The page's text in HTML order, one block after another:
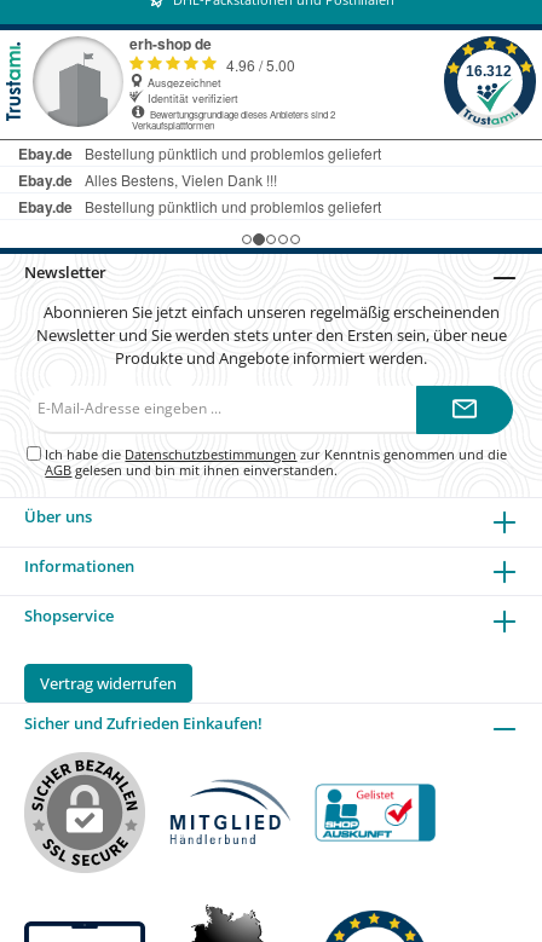
Newsletter
Abonnieren Sie jetzt einfach unseren regelmäßig erscheinenden
Newsletter und Sie werden stets unter den Ersten sein, über neue
Produkte und Angebote informiert werden.
Ich habe die Datenschutzbestimmungen zur Kenntnis genommen und die
AGB gelesen und bin mit ihnen einverstanden.
Über uns
Informationen
Shopservice
Vertrag widerrufen
Sicher und Zufrieden Einkaufen!